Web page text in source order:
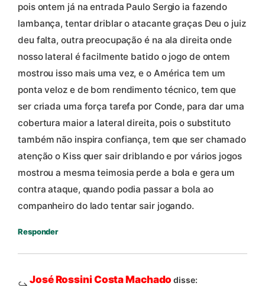
pois ontem já na entrada Paulo Sergio ia fazendo
lambança, tentar driblar o atacante graças Deu o juiz
deu falta, outra preocupação é na ala direita onde
nosso lateral é facilmente batido o jogo de ontem
mostrou isso mais uma vez, e o América tem um
ponta veloz e de bom rendimento técnico, tem que
ser criada uma força tarefa por Conde, para dar uma
cobertura maior a lateral direita, pois o substituto
também não inspira confiança, tem que ser chamado
atenção o Kiss quer sair driblando e por vários jogos
mostrou a mesma teimosia perde a bola e gera um
contra ataque, quando podia passar a bola ao
companheiro do lado tentar sair jogando.
Responder
José Rossini Costa Machado disse: